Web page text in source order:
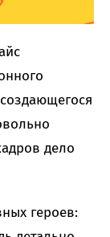
дело
героев: